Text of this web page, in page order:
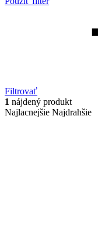
Filtrovať
1 nájdený produkt
Najlacnejšie Najdrahšie